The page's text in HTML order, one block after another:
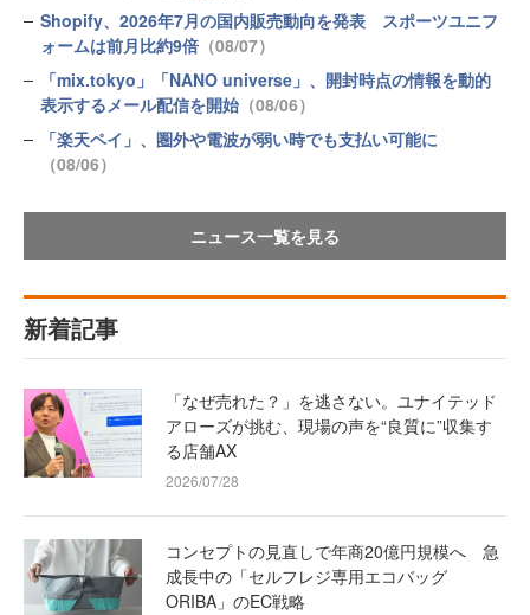
Shopify、2026年7月の国内販売動向を発表 スポーツユニフ
ォームは前月比約9倍 （08/07）
「mix.tokyo」「NANO universe」、開封時点の情報を動的
表示するメール配信を開始 （08/06）
「楽天ペイ」、圏外や電波が弱い時でも支払い可能に
（08/06）
ニュース一覧を見る
新着記事
「なぜ売れた？」を逃さない。ユナイテッド
アローズが挑む、現場の声を“良質に”収集す
る店舗AX
2026/07/28
コンセプトの見直しで年商20億円規模へ 急
成長中の「セルフレジ専用エコバッグ
ORIBA」のEC戦略